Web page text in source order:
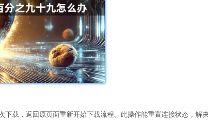
载，返回原页面重新开始下载流程。此操作能重置连接状态，解